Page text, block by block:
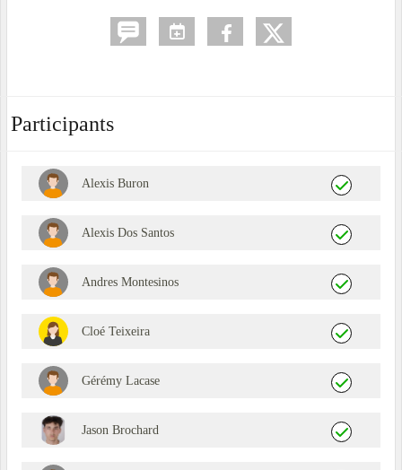
Participants
Alexis Buron
Alexis Dos Santos
Andres Montesinos
Cloé Teixeira
Gérémy Lacase
Jason Brochard